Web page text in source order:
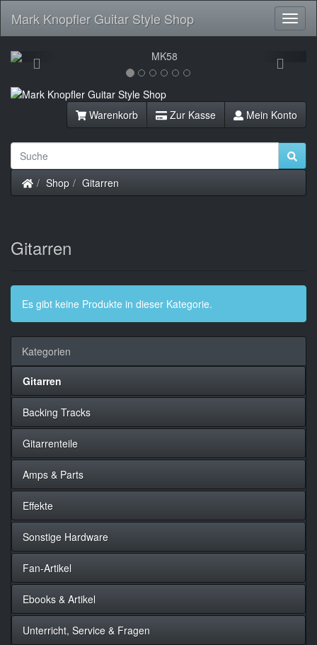
Mark Knopfler Guitar Style Shop
Previous
Warenkorb Zur Kasse Mein Konto
Startseite
Shop Gitarren
Gitarren
Es gibt keine Produkte in dieser Kategorie.
Kategorien
Gitarren
Backing Tracks
Gitarrenteile
Amps & Parts
Effekte
Sonstige Hardware
Fan-Artikel
Ebooks & Artikel
Unterricht, Service & Fragen